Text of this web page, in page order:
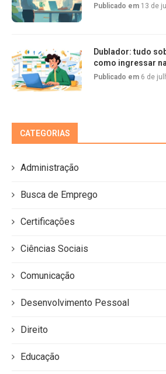
Publicado em 13 de
Dublador: tudo
como ingressar
Publicado em 6 de
CATEGORIAS
Administração
Busca de Emprego
Certificações
Ciências Sociais
Comunicação
Desenvolvimento Pessoal
Direito
Educação